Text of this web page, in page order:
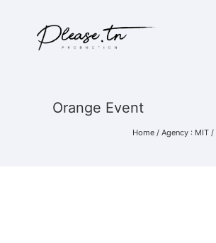
Orange Event
Home / Agency : MIT /